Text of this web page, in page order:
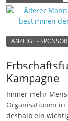
i
ANZEIGE -
Kampagne
Immer mehr
Organisationen
deshalb ein